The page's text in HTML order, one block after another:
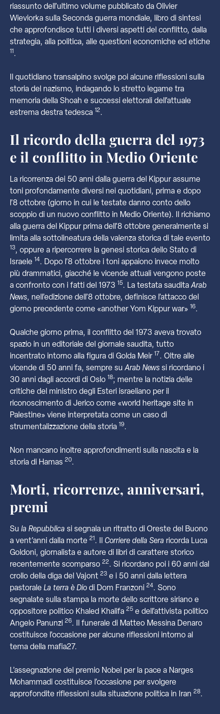
riassunto dell’ultimo volume pubblicato da Olivier
Wieviorka sulla Seconda guerra mondiale, libro di sintesi
che approfondisce tutti i diversi aspetti del conflitto, dalla
strategia, alla politica, alle questioni economiche ed etiche
11.
Il quotidiano transalpino svolge poi alcune riflessioni sulla
storia del nazismo, indagando lo stretto legame tra
memoria della Shoah e successi elettorali dell’attuale
estrema destra tedesca 12.
Il ricordo della guerra del 1973
e il conflitto in Medio Oriente
La ricorrenza dei 50 anni dalla guerra del Kippur assume
toni profondamente diversi nei quotidiani, prima e dopo
l’8 ottobre (giorno in cui le testate danno conto dello
scoppio di un nuovo conflitto in Medio Oriente). Il richiamo
alla guerra del Kippur prima dell’8 ottobre generalmente si
limita alla sottolineatura della valenza storica di tale evento
13, oppure a ripercorrere la genesi storica dello Stato di
Israele 14. Dopo l’8 ottobre i toni appaiono invece molto
più drammatici, giacché le vicende attuali vengono poste
a confronto con i fatti del 1973 15. La testata sauditaArab
News, nell’edizione dell’8 ottobre, definisce l’attacco del
giorno precedente come «another Yom Kippur war» 16.
Qualche giorno prima, il conflitto del 1973 aveva trovato
spazio in un editoriale del giornale saudita, tutto
incentrato intorno alla figura di Golda Meir 17. Oltre alle
vicende di 50 anni fa, sempre suArab News si ricordano i
30 anni dagli accordi di Oslo 18; mentre la notizia delle
critiche del ministro degli Esteri israeliano per il
riconoscimento di Jerico come «world heritage site in
Palestine» viene interpretata come un caso di
strumentalizzazione della storia 19.
Non mancano inoltre approfondimenti sulla nascita e la
storia di Hamas 20.
Morti, ricorrenze, anniversari,
premi
Su la Repubblica si segnala un ritratto di Oreste del Buono
a vent’anni dalla morte 21. Il Corriere della Sera ricorda Luca
Goldoni, giornalista e autore di libri di carattere storico
recentemente scomparso 22. Si ricordano poi i 60 anni dal
crollo della diga del Vajont 23 e i 50 anni dalla lettera
pastorale La terra è Dio di Dom Franzoni 24. Sono
segnalate sulla stampa la morte dello scrittore siriano e
oppositore politico Khaled Khalifa 25 e dell’attivista politico
Angelo Panunzi 26. Il funerale di Matteo Messina Denaro
costituisce l’occasione per alcune riflessioni intorno al
tema della mafia27.
L’assegnazione del premio Nobel per la pace a Narges
Mohammadi costituisce l’occasione per svolgere
approfondite riflessioni sulla situazione politica in Iran 28.